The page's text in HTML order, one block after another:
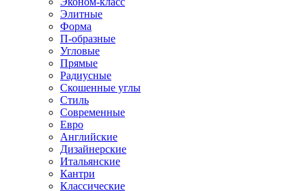
Элитные
Форма
П-образные
Угловые
Прямые
Радиусные
Скошенные углы
Стиль
Современные
Евро
Английские
Дизайнерские
Итальянские
Кантри
Классические